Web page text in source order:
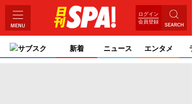
ログイン
会員登録
サブスク 新着 ニュース エンタメ